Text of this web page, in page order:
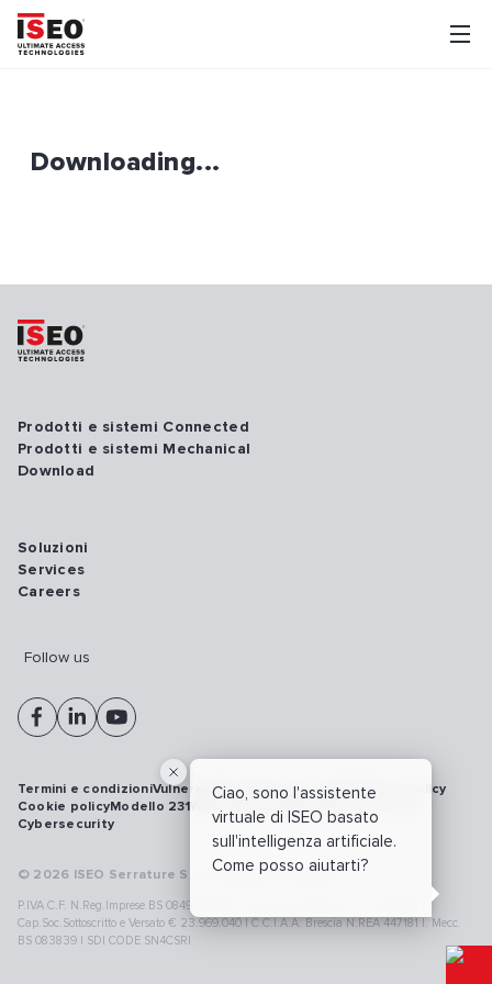
Downloading...
Ciao, sono l'assistente
virtuale di ISEO basato
sull'intelligenza artificiale.
Come posso aiutarti?
Prodotti e sistemi Connected
Prodotti e sistemi Mechanical
Download
Soluzioni
Services
Careers
Follow us
© 2026 ISEO Serrature S.p.A. All right reserved
P.IVA C.F. N.Reg.Imprese BS 08499190018 | Cap.Soc.Deliberato € 24.340.965 |
Cap.Soc.Sottoscritto e Versato € 23.969.040 | C.C.I.A.A. Brescia N.REA 447181 |. Mecc.
BS 083839 | SDI CODE SN4CSRI
Termini e condizioniVulnerability disclosure policyPrivacy policy
Cookie policyModello 231WhistleblowingRichiamo prodotti
Cybersecurity